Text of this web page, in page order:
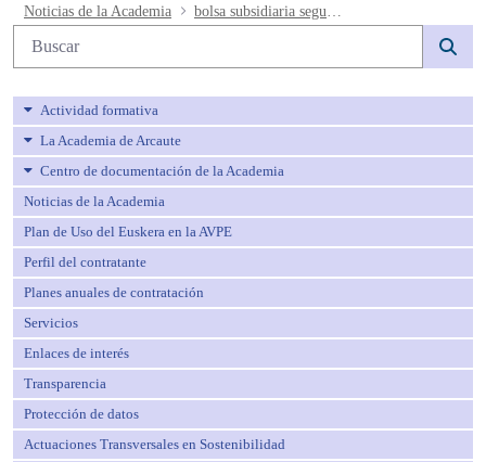
bolsa subsidiaria segunda tanda - avpe
Noticias de la Academia
Búsqueda web
Actividad formativa
La Academia de Arcaute
Centro de documentación de la Academia
Noticias de la Academia
Plan de Uso del Euskera en la AVPE
Perfil del contratante
Planes anuales de contratación
Servicios
Enlaces de interés
Transparencia
Protección de datos
Actuaciones Transversales en Sostenibilidad